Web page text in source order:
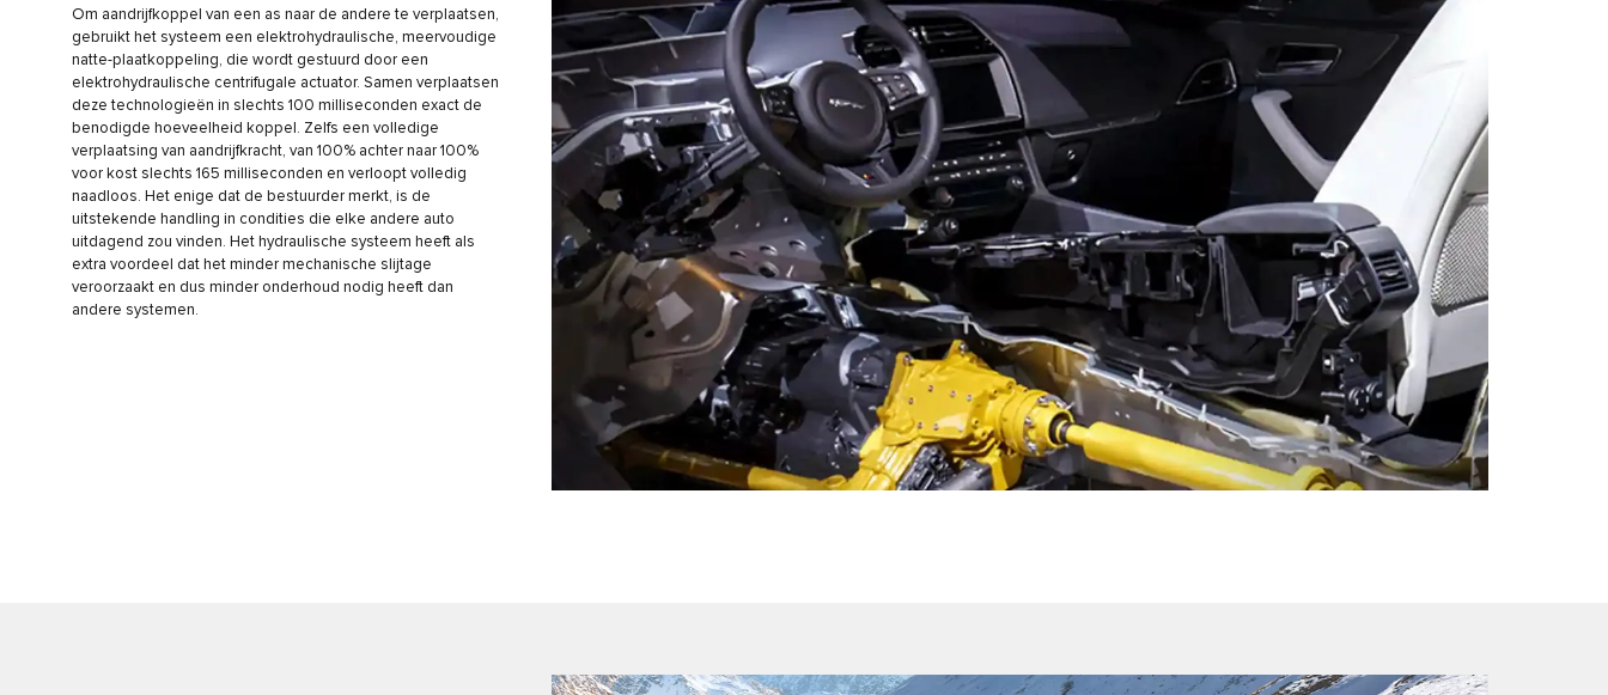
Om aandrijfkoppel van een as naar de andere te verplaatsen,
gebruikt het systeem een elektrohydraulische, meervoudige
natte-plaatkoppeling, die wordt gestuurd door een
elektrohydraulische centrifugale actuator. Samen verplaatsen
deze technologieën in slechts 100 milliseconden exact de
benodigde hoeveelheid koppel. Zelfs een volledige
verplaatsing van aandrijfkracht, van 100% achter naar 100%
voor kost slechts 165 milliseconden en verloopt volledig
naadloos. Het enige dat de bestuurder merkt, is de
uitstekende handling in condities die elke andere auto
uitdagend zou vinden. Het hydraulische systeem heeft als
extra voordeel dat het minder mechanische slijtage
veroorzaakt en dus minder onderhoud nodig heeft dan
andere systemen.